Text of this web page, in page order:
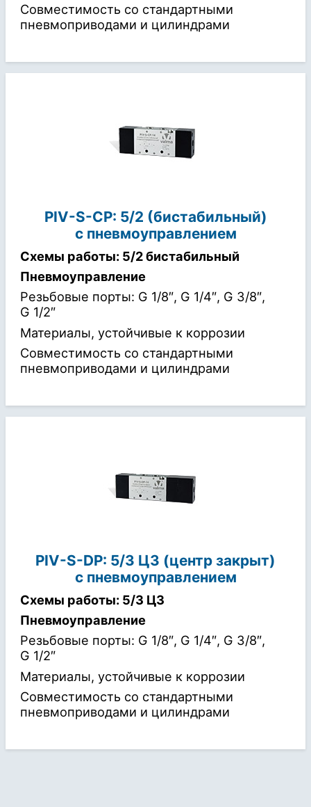
Совместимость со стандартными
пневмоприводами и цилиндрами
PIV-S-СP: 5/2 (бистабильный)
с пневмоуправлением
Схемы работы: 5/2 бистабильный
Пневмоуправление
Резьбовые порты: G 1/8″, G 1/4″, G 3/8″,
G 1/2″
Материалы, устойчивые к коррозии
Совместимость со стандартными
пневмоприводами и цилиндрами
PIV-S-DP: 5/3 ЦЗ (центр закрыт)
с пневмоуправлением
Схемы работы: 5/3 ЦЗ
Пневмоуправление
Резьбовые порты: G 1/8″, G 1/4″, G 3/8″,
G 1/2″
Материалы, устойчивые к коррозии
Совместимость со стандартными
пневмоприводами и цилиндрами